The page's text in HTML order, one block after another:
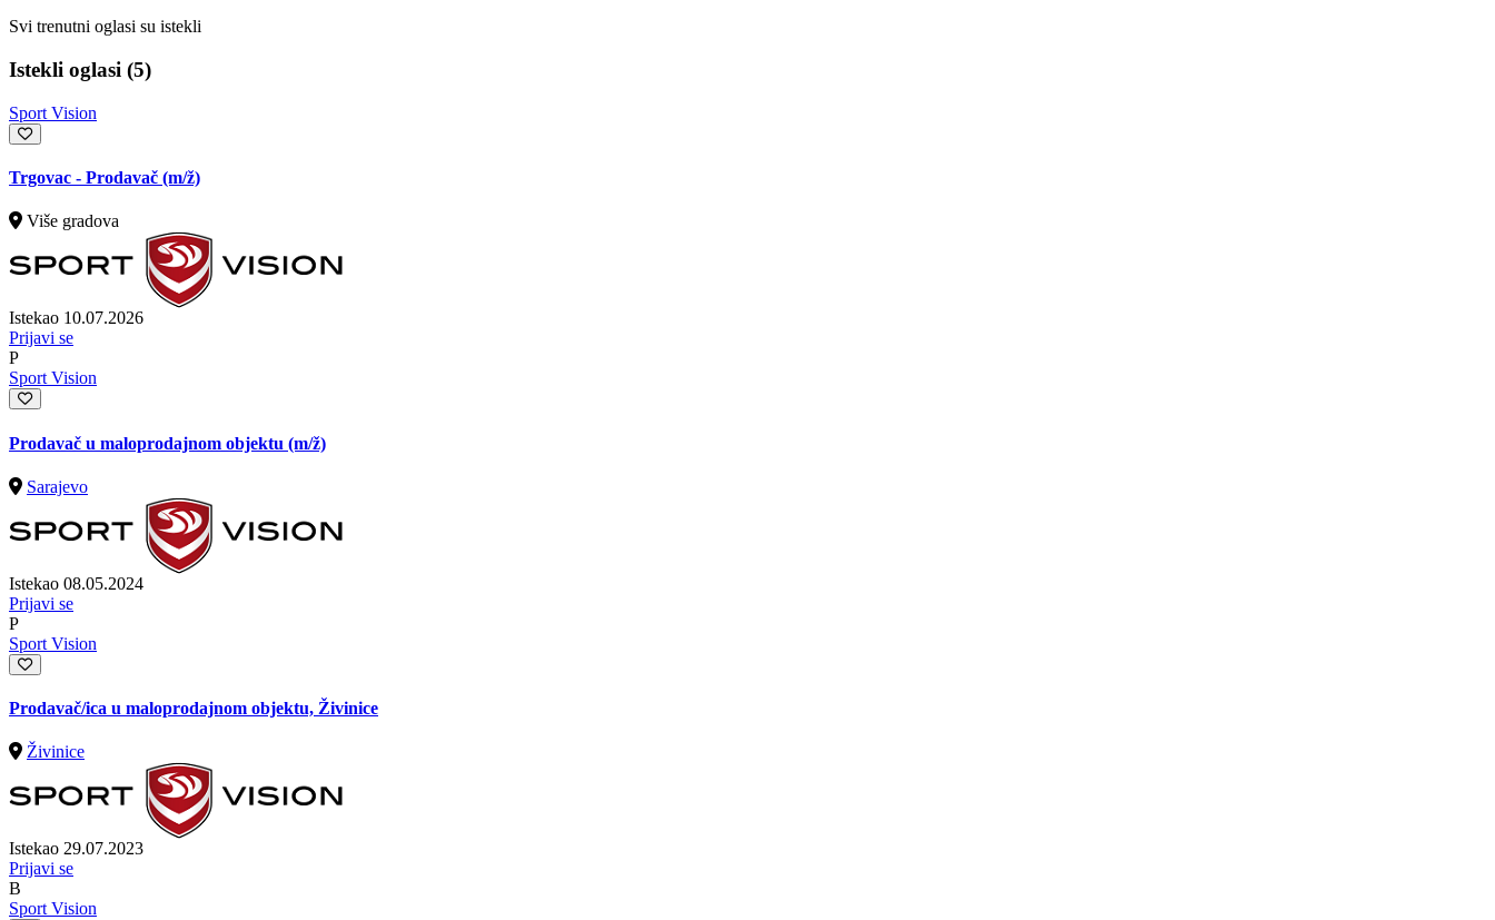
Svi trenutni oglasi su istekli
Istekli oglasi (5)
Sport Vision
Trgovac - Prodavač (m/ž)
Više gradova
Istekao 10.07.2026
Prijavi se
P
Sport Vision
Prodavač u maloprodajnom objektu (m/ž)
Sarajevo
Istekao 08.05.2024
Prijavi se
P
Sport Vision
Prodavač/ica u maloprodajnom objektu, Živinice
Živinice
Istekao 29.07.2023
Prijavi se
B
Sport Vision